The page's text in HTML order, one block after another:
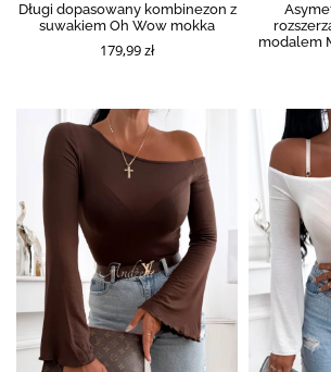
Długi dopasowany kombinezon z
suwakiem Oh Wow mokka
179,99 zł
modalem